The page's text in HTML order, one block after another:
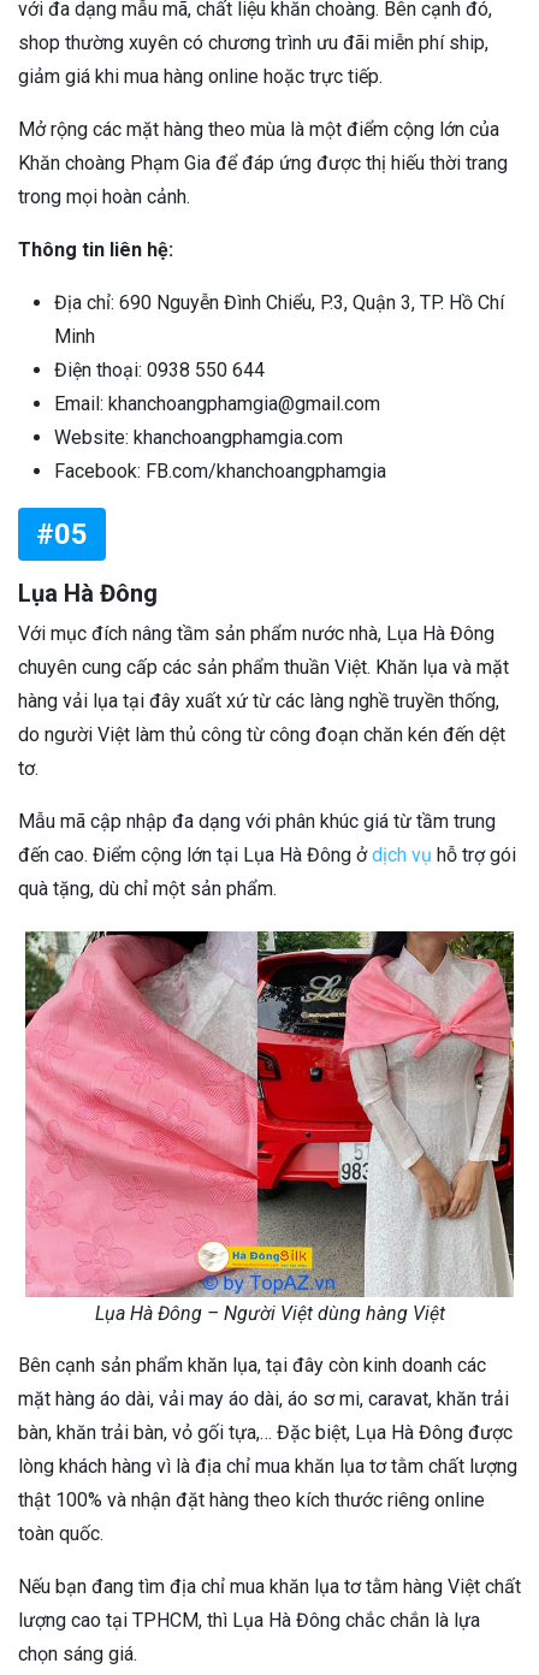
với đa dạng mẫu mã, chất liệu khăn choàng. Bên cạnh đó,
shop thường xuyên có chương trình ưu đãi miễn phí ship,
giảm giá khi mua hàng online hoặc trực tiếp.
Mở rộng các mặt hàng theo mùa là một điểm cộng lớn của
Khăn choàng Phạm Gia để đáp ứng được thị hiếu thời trang
trong mọi hoàn cảnh.
Thông tin liên hệ:
Địa chỉ: 690 Nguyễn Đình Chiểu, P.3, Quận 3, TP. Hồ Chí
Minh
Điện thoại: 0938 550 644
Email: khanchoangphamgia@gmail.com
Website: khanchoangphamgia.com
Facebook: FB.com/khanchoangphamgia
#05
Lụa Hà Đông
Với mục đích nâng tầm sản phẩm nước nhà, Lụa Hà Đông
chuyên cung cấp các sản phẩm thuần Việt. Khăn lụa và mặt
hàng vải lụa tại đây xuất xứ từ các làng nghề truyền thống,
do người Việt làm thủ công từ công đoạn chăn kén đến dệt
tơ.
Mẫu mã cập nhập đa dạng với phân khúc giá từ tầm trung
đến cao. Điểm cộng lớn tại Lụa Hà Đông ởdịch vụ hỗ trợ gói
quà tặng, dù chỉ một sản phẩm.
Lụa Hà Đông – Người Việt dùng hàng Việt
Bên cạnh sản phẩm khăn lụa, tại đây còn kinh doanh các
mặt hàng áo dài, vải may áo dài, áo sơ mi, caravat, khăn trải
bàn, khăn trải bàn, vỏ gối tựa,… Đặc biệt, Lụa Hà Đông được
lòng khách hàng vì là địa chỉ mua khăn lụa tơ tằm chất lượng
thật 100% và nhận đặt hàng theo kích thước riêng online
toàn quốc.
Nếu bạn đang tìm địa chỉ mua khăn lụa tơ tằm hàng Việt chất
lượng cao tại TPHCM, thì Lụa Hà Đông chắc chắn là lựa
chọn sáng giá.